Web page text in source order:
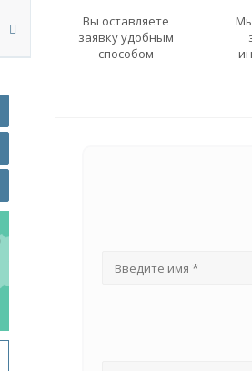
Вы оставляете
заявку удобным
способом